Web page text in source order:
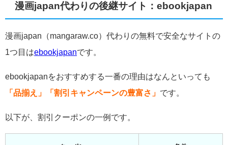
漫画japan代わりの後継サイト：ebookjapan
漫画japan（mangaraw.co）代わりの無料で安全なサイトの
1つ目はebookjapanです。
ebookjapanをおすすめする一番の理由はなんといって も
「品揃え」「割引キャンペーンの豊富さ」 です。
以下が、割引クーポンの一例です。